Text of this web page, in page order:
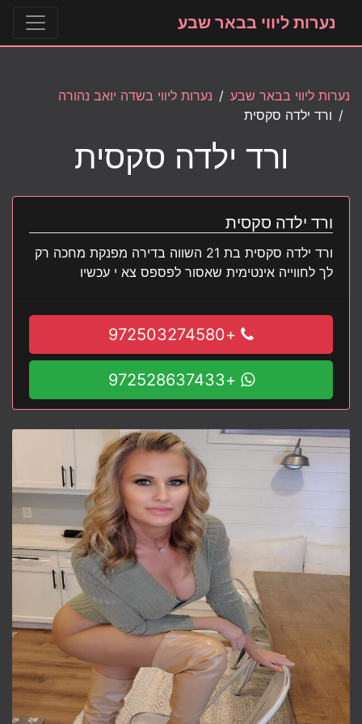
נערות ליווי בבאר שבע
נערות ליווי בבאר שבע
נערות ליווי בשדה יואב נהורה
ורד ילדה סקסית
ורד ילדה סקסית
ורד ילדה סקסית
ורד ילדה סקסית בת 21 השווה בדירה מפנקת מחכה רק
לך לחווייה אינטימית שאסור לפספס צא י עכשיו
+972503274580
+972528637433